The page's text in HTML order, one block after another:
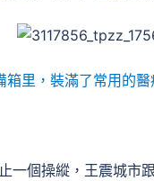
箱里，裝滿了常用的
一個操縱，王震城市